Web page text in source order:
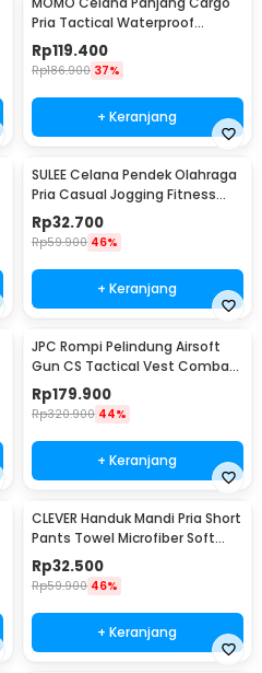
Pria Tactical Waterproof
Polyester Cotton XL - AP78
Rp119.400
Rp186.900 37%
+ Keranjang
SULEE Celana Pendek Olahraga
Pria Casual Jogging Fitness
XXXL - SE01
Rp32.700
Rp59.900 46%
+ Keranjang
JPC Rompi Pelindung Airsoft
Gun CS Tactical Vest Combat
Pocket - G0301
Rp179.900
Rp320.900 44%
+ Keranjang
CLEVER Handuk Mandi Pria Short
Pants Towel Microfiber Soft
Wearable 140x30cm - CL140
Rp32.500
Rp59.900 46%
+ Keranjang